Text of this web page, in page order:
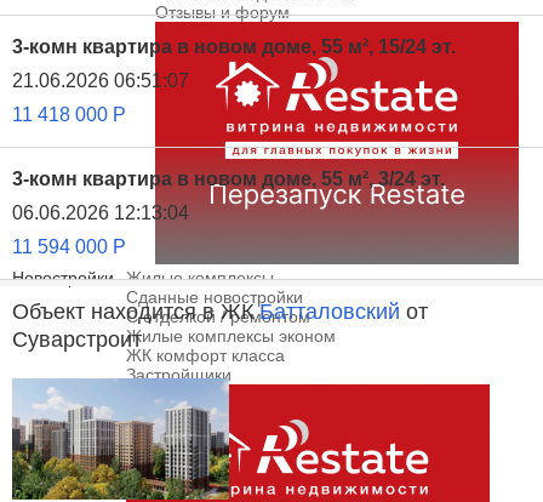
Отзывы и форум
Новостройки
Жилые комплексы
Сданные новостройки
С отделкой / ремонтом
Жилые комплексы эконом
ЖК комфорт класса
Застройщики
3-комн квартира в новом доме, 55 м², 15/24 эт.
21.06.2026 06:51:07
11 418 000 Р
3-комн квартира в новом доме, 55 м², 3/24 эт.
06.06.2026 12:13:04
11 594 000 Р
Объект находится в ЖКБатталовский от
Суварстроит